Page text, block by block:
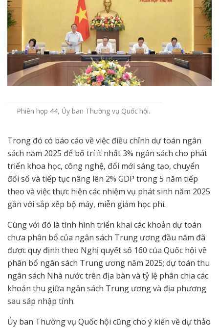
Phiên họp 44, Ủy ban Thường vụ Quốc hội.
Trong đó có báo cáo về việc điều chỉnh dự toán ngân
sách năm 2025 để bố trí ít nhất 3% ngân sách cho phát
triển khoa học, công nghệ, đổi mới sáng tạo, chuyển
đổi số và tiếp tục nâng lên 2% GDP trong 5 năm tiếp
theo và việc thực hiện các nhiệm vụ phát sinh năm 2025
gắn với sắp xếp bộ máy, miễn giảm học phí.
Cùng với đó là tình hình triển khai các khoản dự toán
chưa phân bổ của ngân sách Trung ương đầu năm đã
được quy định theo Nghị quyết số 160 của Quốc hội về
phân bổ ngân sách Trung ương năm 2025; dự toán thu
ngân sách Nhà nước trên địa bàn và tỷ lệ phân chia các
khoản thu giữa ngân sách Trung ương và địa phương
sau sáp nhập tỉnh.
Ủy ban Thường vụ Quốc hội cũng cho ý kiến về dự thảo